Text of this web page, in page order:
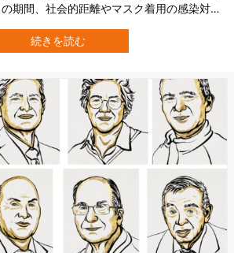
期間、社会的距離やマスク着用の感染対策
て息を止めてすれ違っているなんて人もい
い研究は、そうした不安を抱えている人々
続きを読む